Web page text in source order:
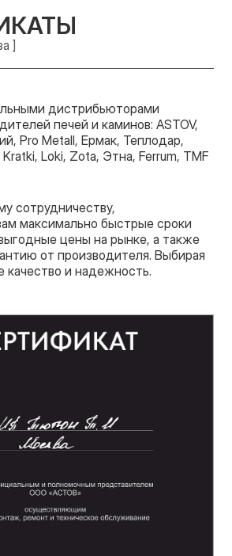
]
дистрибьюторами
печей и каминов: ASTOV,
Pro Metall, Ермак, Теплодар,
Kratki, Loki, Zota, Этна, Ferrum, TMF
сотрудничеству,
максимально быстрые сроки
цены на рынке, а также
от производителя. Выбирая
качество и надежность.